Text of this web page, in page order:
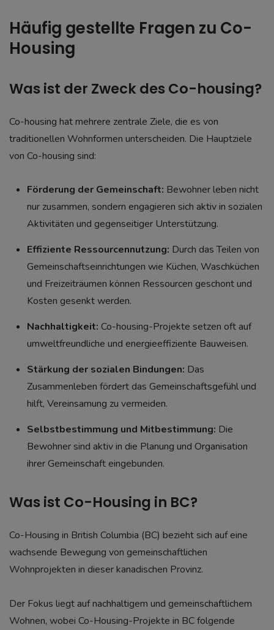
Häufig gestellte Fragen zu Co-
Housing
Was ist der Zweck des Co-housing?
Co-housing hat mehrere zentrale Ziele, die es von
traditionellen Wohnformen unterscheiden. Die Hauptziele
von Co-housing sind:
Förderung der Gemeinschaft: Bewohner leben nicht
nur zusammen, sondern engagieren sich aktiv in sozialen
Aktivitäten und gegenseitiger Unterstützung.
Effiziente Ressourcennutzung: Durch das Teilen von
Gemeinschaftseinrichtungen wie Küchen, Waschküchen
und Freizeiträumen können Ressourcen geschont und
Kosten gesenkt werden.
Nachhaltigkeit: Co-housing-Projekte setzen oft auf
umweltfreundliche und energieeffiziente Bauweisen.
Stärkung der sozialen Bindungen: Das
Zusammenleben fördert das Gemeinschaftsgefühl und
hilft, Vereinsamung zu vermeiden.
Selbstbestimmung und Mitbestimmung: Die
Bewohner sind aktiv in die Planung und Organisation
ihrer Gemeinschaft eingebunden.
Was ist Co-Housing in BC?
Co-Housing in British Columbia (BC) bezieht sich auf eine
wachsende Bewegung von gemeinschaftlichen
Wohnprojekten in dieser kanadischen Provinz.
Der Fokus liegt auf nachhaltigem und gemeinschaftlichem
Wohnen, wobei Co-Housing-Projekte in BC folgende